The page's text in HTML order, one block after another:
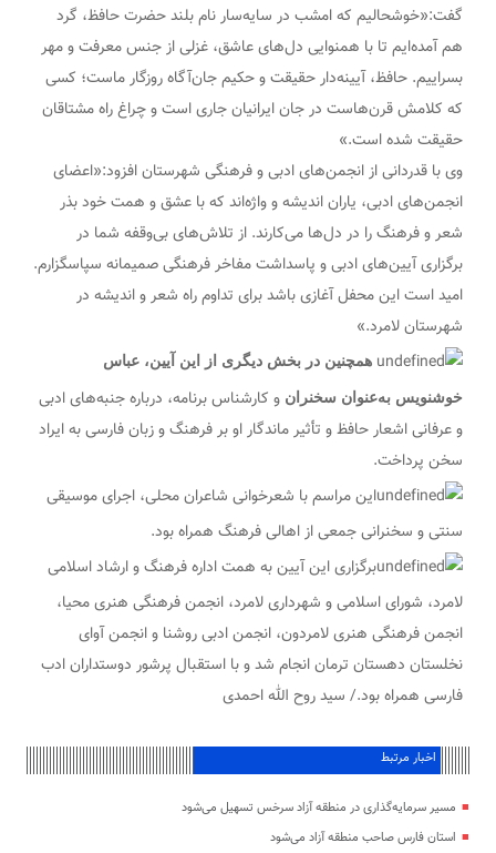
گفت:«خوشحالیم که امشب در سایه‌سار نام بلند حضرت حافظ، گرد
هم آمده‌ایم تا با همنوایی دل‌های عاشق، غزلی از جنس معرفت و مهر
بسراییم. حافظ، آیینه‌دار حقیقت و حکیم جان‌آگاه روزگار ماست؛ کسی
که کلامش قرن‌هاست در جان ایرانیان جاری است و چراغ راه مشتاقان
حقیقت شده است.»
وی با قدردانی از انجمن‌های ادبی و فرهنگی شهرستان افزود:«اعضای
انجمن‌های ادبی، یاران اندیشه و واژه‌اند که با عشق و همت خود بذر
شعر و فرهنگ را در دل‌ها می‌کارند. از تلاش‌های بی‌وقفه شما در
برگزاری آیین‌های ادبی و پاسداشت مفاخر فرهنگی صمیمانه سپاسگزارم.
امید است این محفل آغازی باشد برای تداوم راه شعر و اندیشه در
شهرستان لامرد.»
همچنین در بخش دیگری از این آیین، عباس
خوشنویس به‌عنوان سخنران و کارشناس برنامه، درباره جنبه‌های ادبی
و عرفانی اشعار حافظ و تأثیر ماندگار او بر فرهنگ و زبان فارسی به ایراد
سخن پرداخت.
این مراسم با شعرخوانی شاعران محلی، اجرای موسیقی
سنتی و سخنرانی جمعی از اهالی فرهنگ همراه بود.
برگزاری این آیین به همت اداره فرهنگ و ارشاد اسلامی
لامرد، شورای اسلامی و شهرداری لامرد، انجمن فرهنگی هنری محیا،
انجمن فرهنگی هنری لامردون، انجمن ادبی روشنا و انجمن آوای
نخلستان دهستان ترمان انجام شد و با استقبال پرشور دوستداران ادب
فارسی همراه بود./ سید روح الله احمدی
اخبار مرتبط
مسیر سرمایه‌گذاری در منطقه آزاد سرخس تسهیل می‌شود
استان فارس صاحب منطقه آزاد می‌شود